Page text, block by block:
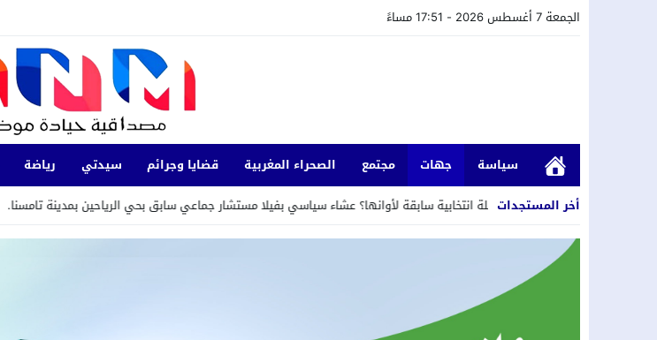
الجمعة 7 أغسطس 2026 - 17:51 مساءً
سياسة جهات مجتمع الصحراء المغربية قضايا وجرائم سيدتي رياضة
أخر المستجدات
17:48 حملة انتخابية سابقة لأوانها؟ عشاء سياسي بفيلا مستشار جماعي سابق بحي الرياحين بمدينة تامسنا.